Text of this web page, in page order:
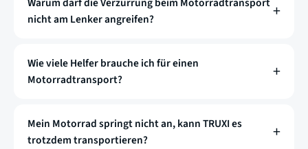
nicht am Lenker angreifen?
Wie viele Helfer brauche ich für einen
Motorradtransport?
Mein Motorrad springt nicht an, kann TRUXI es
trotzdem transportieren?